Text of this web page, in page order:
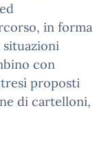
in forma
con
proposti
di cartelloni,